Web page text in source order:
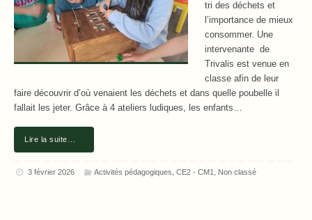
tri des déchets et
l’importance de mieux
consommer. Une
intervenante de
Trivalis est venue en
classe afin de leur
faire découvrir d’où venaient les déchets et dans quelle poubelle il
fallait les jeter. Grâce à 4 ateliers ludiques, les enfants…
Lire la suite…
3 février 2026 Activités pédagogiques ,CE2 - CM1 Non classé